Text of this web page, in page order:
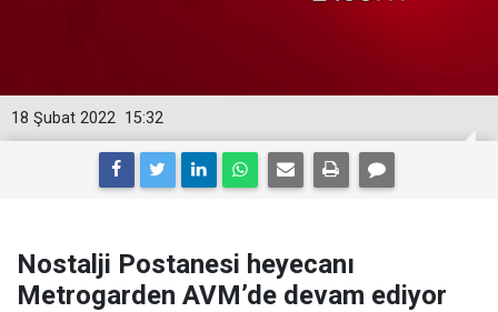
15:32
18 Şubat 2022
Nostalji Postanesi heyecanı
Metrogarden AVM’de devam ediyor